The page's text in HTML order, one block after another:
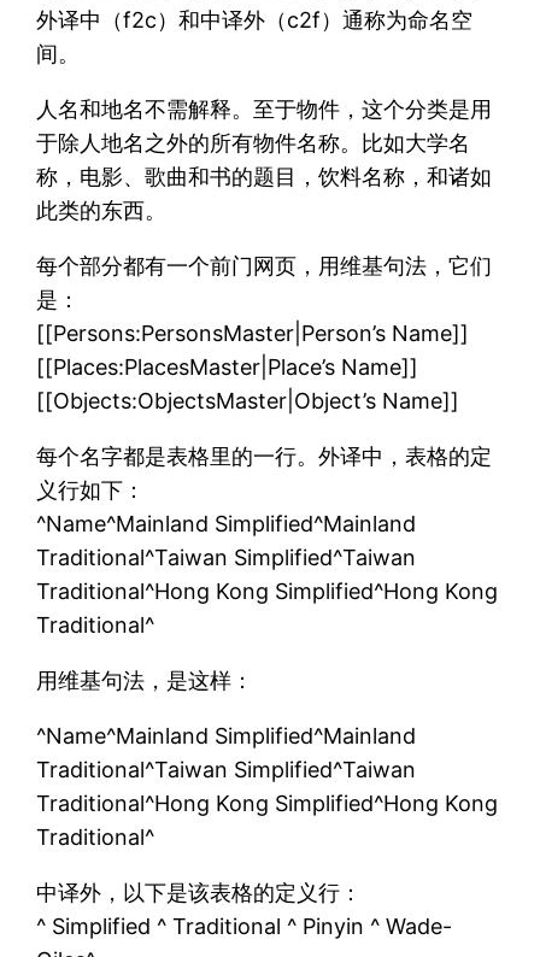
外译中（f2c）和中译外（c2f）通称为命名空
间。
人名和地名不需解释。至于物件，这个分类是用
于除人地名之外的所有物件名称。比如大学名
称，电影、歌曲和书的题目，饮料名称，和诸如
此类的东西。
每个部分都有一个前门网页，用维基句法，它们
是：
[[Persons:PersonsMaster|Person’s Name]]
[[Places:PlacesMaster|Place’s Name]]
[[Objects:ObjectsMaster|Object’s Name]]
每个名字都是表格里的一行。外译中，表格的定
义行如下：
^Name^Mainland Simplified^Mainland
Traditional^Taiwan Simplified^Taiwan
Traditional^Hong Kong Simplified^Hong Kong
Traditional^
用维基句法，是这样：
^Name^Mainland Simplified^Mainland
Traditional^Taiwan Simplified^Taiwan
Traditional^Hong Kong Simplified^Hong Kong
Traditional^
中译外，以下是该表格的定义行：
^ Simplified ^ Traditional ^ Pinyin ^ Wade-